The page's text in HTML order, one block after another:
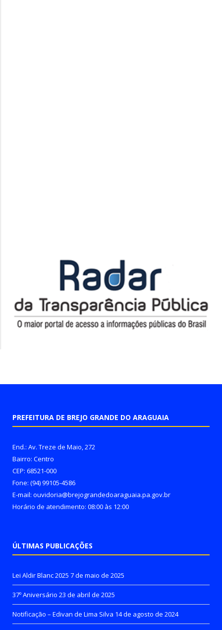
PREFEITURA DE BREJO GRANDE DO ARAGUAIA
End.: Av. Treze de Maio, 272
Bairro: Centro
CEP: 68521-000
Fone: (94) 99105-4586
E-mail: ouvidoria@brejograndedoaraguaia.pa.gov.br
Horário de atendimento: 08:00 às 12:00
ÚLTIMAS PUBLICAÇÕES
Lei Aldir Blanc 2025 7 de maio de 2025
37º Aniversário 23 de abril de 2025
Notificação – Edivan de Lima Silva 14 de agosto de 2024